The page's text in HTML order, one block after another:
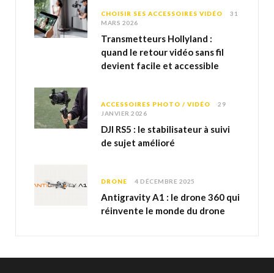
CHOISIR SES ACCESSOIRES VIDÉO
31
MARS 2026
Transmetteurs Hollyland :
quand le retour vidéo sans fil
devient facile et accessible
ACCESSOIRES PHOTO / VIDÉO
29
JANVIER 2026
DJI RS5 : le stabilisateur à suivi
de sujet amélioré
DRONE 4 DÉCEMBRE 2025
Antigravity A1 : le drone 360 qui
réinvente le monde du drone